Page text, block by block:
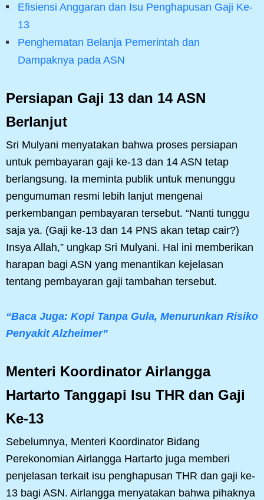
Efisiensi Anggaran dan Isu Penghapusan Gaji Ke-
13
Penghematan Belanja Pemerintah dan
Dampaknya pada ASN
Persiapan Gaji 13 dan 14 ASN
Berlanjut
Sri Mulyani menyatakan bahwa proses persiapan
untuk pembayaran gaji ke-13 dan 14 ASN tetap
berlangsung. Ia meminta publik untuk menunggu
pengumuman resmi lebih lanjut mengenai
perkembangan pembayaran tersebut. “Nanti tunggu
saja ya. (Gaji ke-13 dan 14 PNS akan tetap cair?)
Insya Allah,” ungkap Sri Mulyani. Hal ini memberikan
harapan bagi ASN yang menantikan kejelasan
tentang pembayaran gaji tambahan tersebut.
“Baca Juga: Kopi Tanpa Gula, Menurunkan Risiko
Penyakit Alzheimer”
Menteri Koordinator Airlangga
Hartarto Tanggapi Isu THR dan Gaji
Ke-13
Sebelumnya, Menteri Koordinator Bidang
Perekonomian Airlangga Hartarto juga memberi
penjelasan terkait isu penghapusan THR dan gaji ke-
13 bagi ASN. Airlangga menyatakan bahwa pihaknya